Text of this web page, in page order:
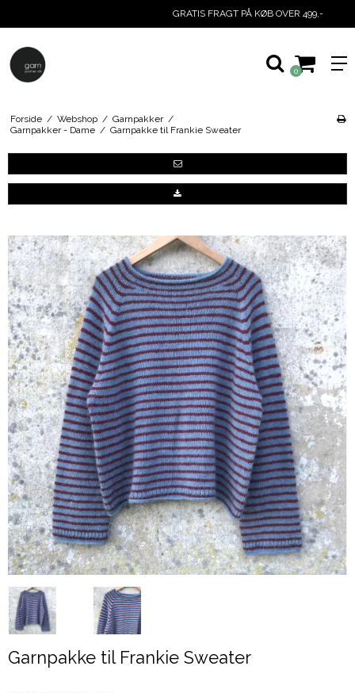
GRATIS FRAGT PÅ KØB OVER 499,-
0
Forside / Webshop / Garnpakker /
Garnpakker - Dame / Garnpakke til Frankie Sweater
Garnpakke til Frankie Sweater